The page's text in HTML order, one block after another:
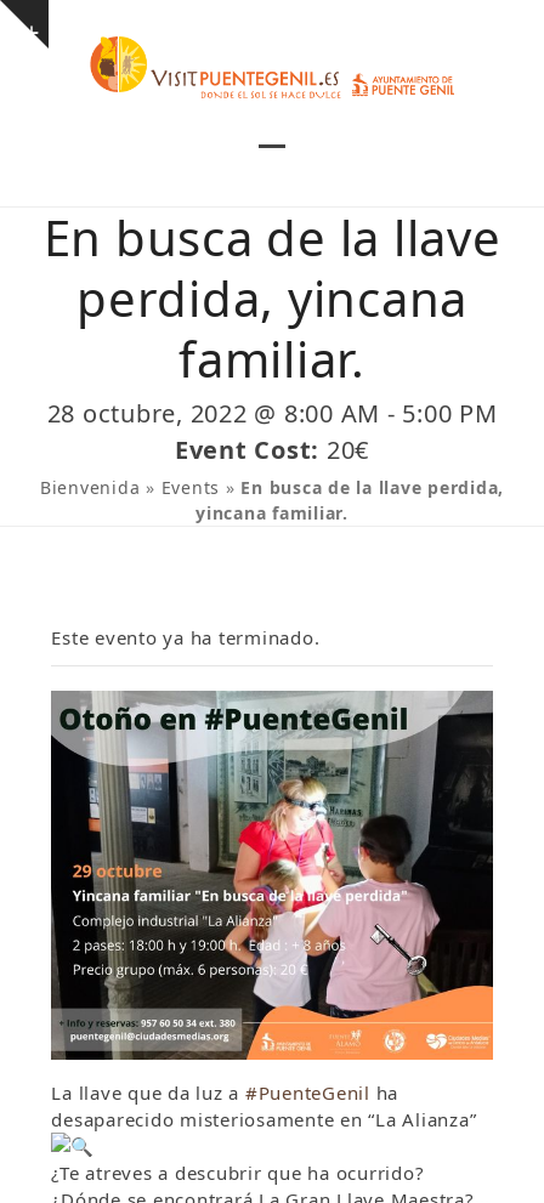
Skip
Show
mobile
menu
mobile
menu
En busca de la llave
perdida, yincana
familiar.
28 octubre, 2022 @ 8:00 AM - 5:00 PM
Event Cost: 20€
Bienvenida » Events » En busca de la llave perdida,
yincana familiar.
Este evento ya ha terminado.
La llave que da luz a #PuenteGenil ha
desaparecido misteriosamente en “La Alianza”
¿Te atreves a descubrir que ha ocurrido?